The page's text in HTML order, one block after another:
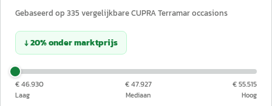
Gebaseerd op 335 vergelijkbareCUPRATerramaroccasions
↓20%ondermarktprijs
€ 46.930
Laag
€ 47.927
Mediaan
€ 55.515
Hoog